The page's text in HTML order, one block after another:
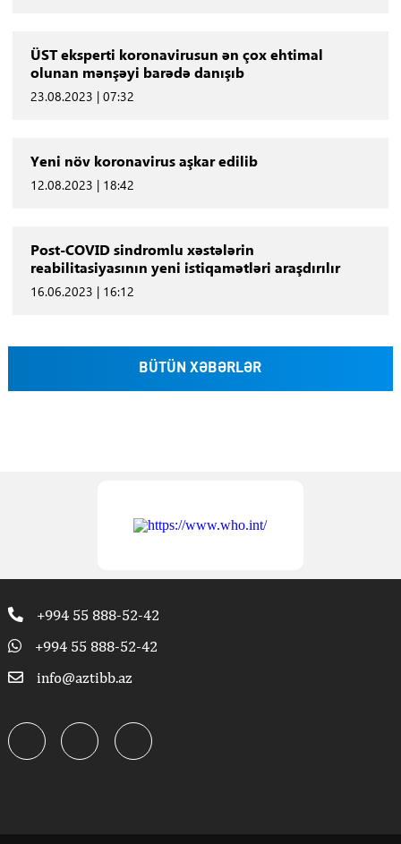
ÜST eksperti koronavirusun ən çox ehtimal
olunan mənşəyi barədə danışıb
23.08.2023 | 07:32
Yeni növ koronavirus aşkar edilib
12.08.2023 | 18:42
Post-COVID sindromlu xəstələrin
reabilitasiyasının yeni istiqamətləri araşdırılır
16.06.2023 | 16:12
BÜTÜN XƏBƏRLƏR
+994 55 888-52-42
+994 55 888-52-42
info@aztibb.az